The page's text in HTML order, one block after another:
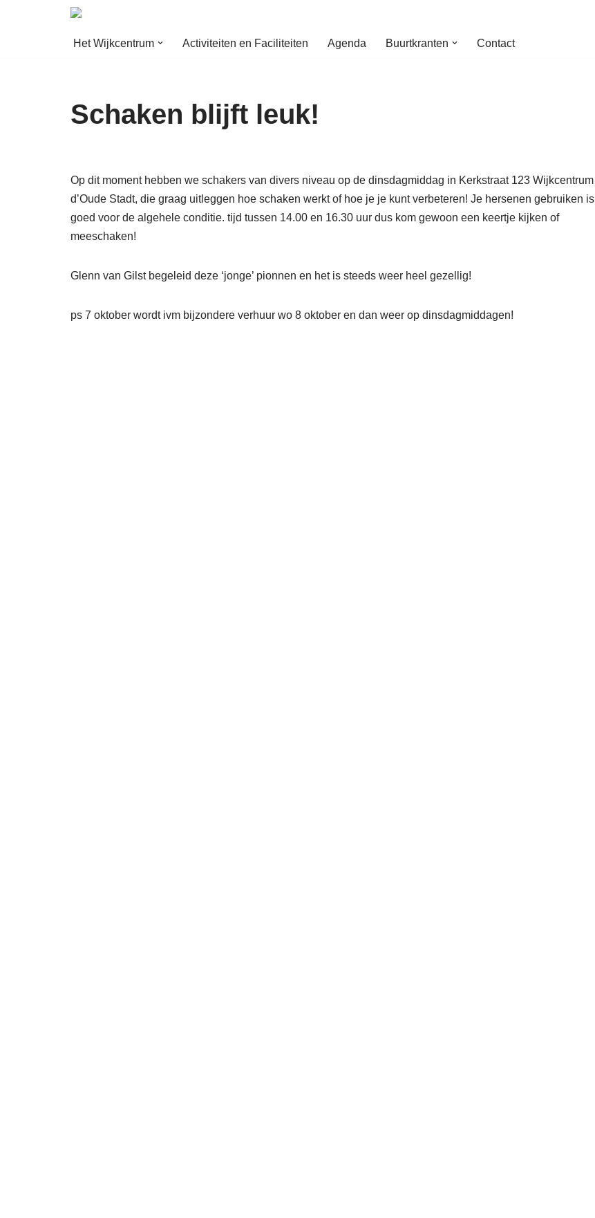
Het Wijkcentrum Activiteiten en Faciliteiten Agenda Buurtkranten Contact
Schaken blijft leuk!
Op dit moment hebben we schakers van divers niveau op de dinsdagmiddag in Kerkstraat 123 Wijkcentrum
d’Oude Stadt, die graag uitleggen hoe schaken werkt of hoe je je kunt verbeteren! Je hersenen gebruiken is
goed voor de algehele conditie. tijd tussen 14.00 en 16.30 uur dus kom gewoon een keertje kijken of
meeschaken!
Glenn van Gilst begeleid deze ‘jonge’ pionnen en het is steeds weer heel gezellig!
ps 7 oktober wordt ivm bijzondere verhuur wo 8 oktober en dan weer op dinsdagmiddagen!